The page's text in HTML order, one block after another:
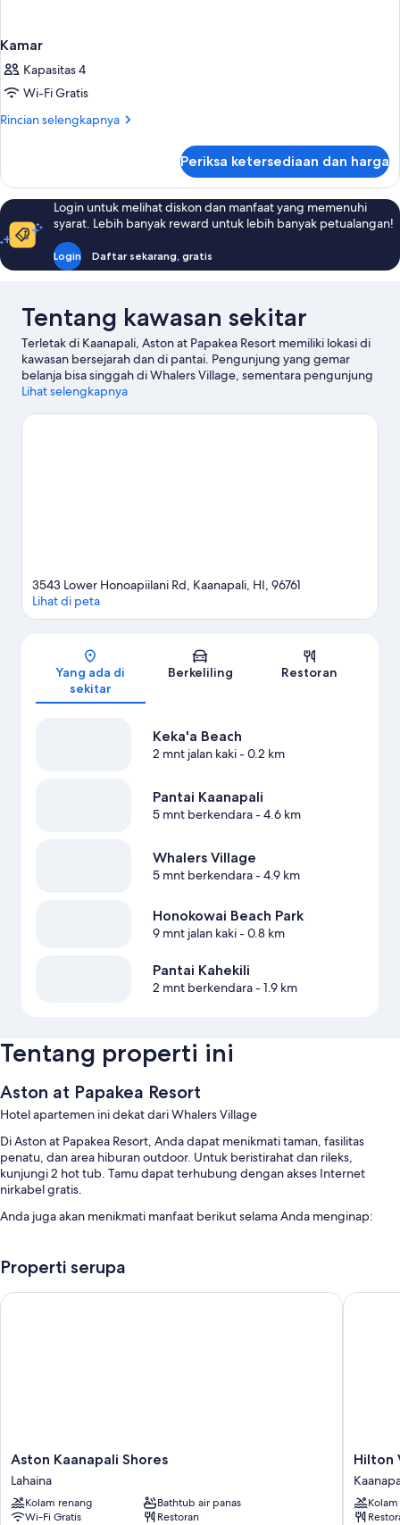
Kamar
Kapasitas 4
Wi-Fi Gratis
Rincian selengkapnya
Rincian
Kamar
Periksa ketersediaan dan harga
Login untuk melihat diskon dan manfaat yang memenuhi
syarat. Lebih banyak reward untuk lebih banyak petualangan!
Login Daftar sekarang, gratis
Tentang kawasan sekitar
Terletak di Kaanapali, Aston at Papakea Resort memiliki lokasi di
kawasan bersejarah dan di pantai. Pengunjung yang gemar
belanja bisa singgah di Whalers Village, sementara pengunjung
lain menikmati keindahan alam Pantai Kaanapali dan Black Rock.
mengunjungi kota ini? Coba periksa Lahaina Civic Center Tennis,
Lihat selengkapnya
Peta
3543 Lower Honoapiilani Rd, Kaanapali, HI, 96761
Lihat di peta
Yang ada di
sekitar
Berkeliling Restoran
Keka'a Beach
2 mnt jalan kaki- 0.2 km
Pantai Kaanapali
5 mnt berkendara- 4.6 km
Whalers Village
5 mnt berkendara- 4.9 km
Honokowai Beach Park
9 mnt jalan kaki- 0.8 km
Pantai Kahekili
2 mnt berkendara- 1.9 km
Tentang properti ini
Aston at Papakea Resort
Hotel apartemen ini dekat dari Whalers Village
Di Aston at Papakea Resort, Anda dapat menikmati taman, fasilitas
penatu, dan area hiburan outdoor. Untuk beristirahat dan rileks,
kunjungi 2 hot tub. Tamu dapat terhubung dengan akses Internet
nirkabel gratis.
Anda juga akan menikmati manfaat berikut selama Anda menginap:
Parkir mandiri gratis gratis
2 lapangan tenis outdoor, 2 lapangan pickleball luar ruang, dan
Kamar mandi dengan Perlengkapan mandi ramah lingkungan dan
bathtub atau shower
Televisi LCD 32-inci dengan TV kabel dan pemutar DVD
Properti serupa
Aston
Kaanapali
Shores
Lahaina
Aston Kaanapali Shores
Lahaina
Kolam renang
Bathtub air panas
Wi-Fi Gratis
Restoran
Aston Kaanapali Shores
Hilton
Vacation
Club
Beach
Hilton
Hilton